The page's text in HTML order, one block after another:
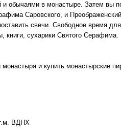
и обычаями в монастыре. Затем вы
Саровского, и
свечи. Свободное время
книги, сухарики Святого Серафима.
и купить монастырские
ВДНХ